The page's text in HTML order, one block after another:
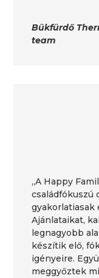
Bükfürdő
team
„A Happy
családfókuszú
gyakorlatiasak
Ajánlataikat,
legnagyobb
készítik elő,
igényeire.
meggyőztek